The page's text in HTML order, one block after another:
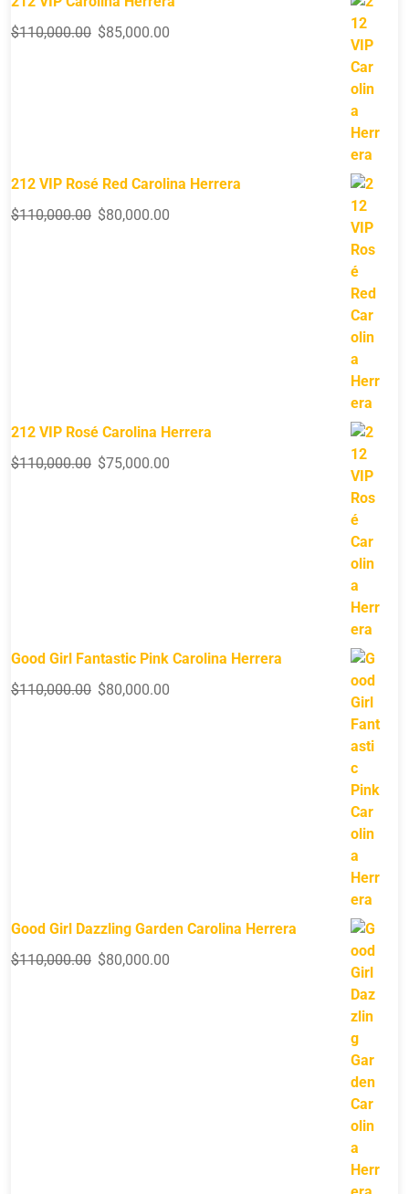
$110,000.00 $85,000.00
212 VIP Rosé Red Carolina Herrera
$110,000.00 $80,000.00
212 VIP Rosé Carolina Herrera
$110,000.00 $75,000.00
Good Girl Fantastic Pink Carolina Herrera
$110,000.00 $80,000.00
Good Girl Dazzling Garden Carolina Herrera
$110,000.00 $80,000.00